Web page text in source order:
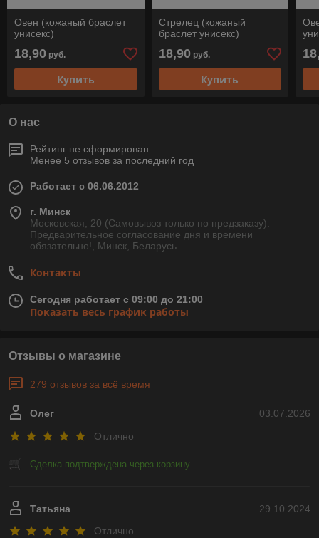
Овен (кожаный браслет
унисекс)
18,90 руб.
Купить
Стрелец (кожаный
браслет унисекс)
18,90 руб.
Купить
О нас
Рейтинг не сформирован
Менее 5 отзывов за последний год
Работает с 06.06.2012
г. Минск
Московская, 20 (Самовывоз только по предзаказу).
Предварительное согласование дня и времени
обязательно!, Минск, Беларусь
Контакты
Сегодня работает с 09:00 до 21:00
Показать весь график работы
Отзывы о магазине
279 отзывов за всё время
03.07.2026
Олег
Отлично
Сделка подтверждена через корзину
29.10.2024
Татьяна
Отлично